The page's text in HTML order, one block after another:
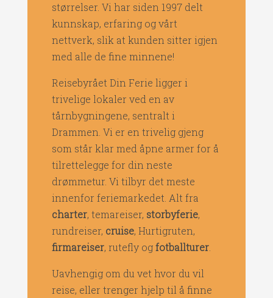
størrelser. Vi har siden 1997 delt
kunnskap, erfaring og vårt
nettverk, slik at kunden sitter igjen
med alle de fine minnene!
Reisebyrået Din Ferie ligger i
trivelige lokaler ved en av
tårnbygningene, sentralt i
Drammen. Vi er en trivelig gjeng
som står klar med åpne armer for å
tilrettelegge for din neste
drømmetur. Vi tilbyr det meste
innenfor feriemarkedet. Alt fra
charter, temareiser, storbyferie,
rundreiser, cruise, Hurtigruten,
firmareiser, rutefly ogfotballturer.
Uavhengig om du vet hvor du vil
reise, eller trenger hjelp til å finne